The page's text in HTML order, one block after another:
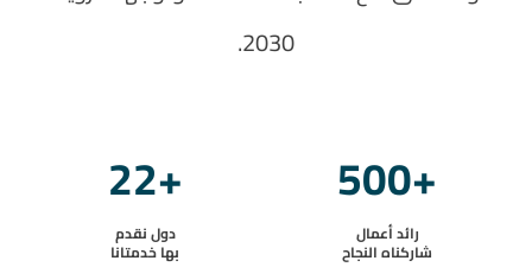
2030.
+
500
رائد أعمال
شاركناه النجاح
+
22
دول نقدم
بها خدمتانا